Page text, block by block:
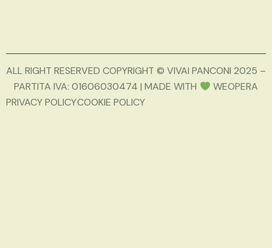
ALL RIGHT RESERVED COPYRIGHT © VIVAI PANCONI 2025 –
PARTITA IVA: 01606030474 | MADE WITH
WEOPERA
PRIVACY POLICYCOOKIE POLICY